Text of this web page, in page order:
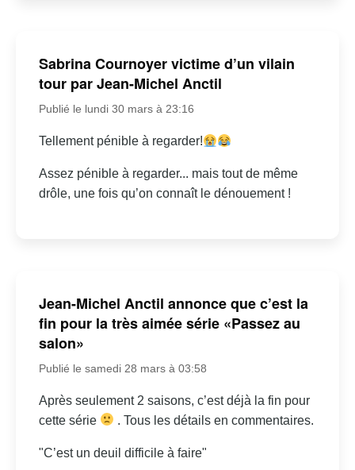
Sabrina Cournoyer victime d’un vilain
tour par Jean-Michel Anctil
Publié le lundi 30 mars à 23:16
Tellement pénible à regarder!
Assez pénible à regarder... mais tout de même
drôle, une fois qu’on connaît le dénouement !
Jean-Michel Anctil annonce que c’est la
fin pour la très aimée série «Passez au
salon»
Publié le samedi 28 mars à 03:58
Après seulement 2 saisons, c’est déjà la fin pour
cette série
. Tous les détails en commentaires.
"C’est un deuil difficile à faire"